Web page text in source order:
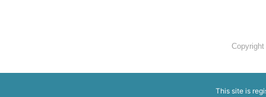
This site is